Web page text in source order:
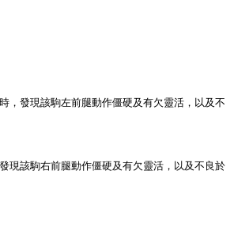
，發現該駒左前腿動作僵硬及有欠靈活，以及不
現該駒右前腿動作僵硬及有欠靈活，以及不良於